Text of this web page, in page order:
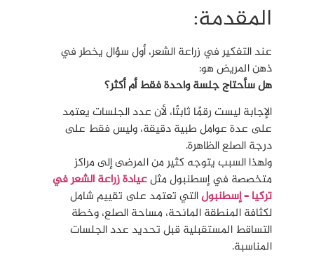
المقدمة:
عند التفكير في زراعة الشعر، أول سؤال يخطر في
ذهن المريض هو:
هل سأحتاج جلسة واحدة فقط أم أكثر؟
الإجابة ليست رقمًا ثابتًا، لأن عدد الجلسات يعتمد
على عدة عوامل طبية دقيقة، وليس فقط على
درجة الصلع الظاهرة.
ولهذا السبب يتوجه كثير من المرضى إلى مراكز
متخصصة في إسطنبول مثلعيادة زراعة الشعر في
تركيا – إسطنبولالتي تعتمد على تقييم شامل
لكثافة المنطقة المانحة، مساحة الصلع، وخطة
التساقط المستقبلية قبل تحديد عدد الجلسات
المناسبة.